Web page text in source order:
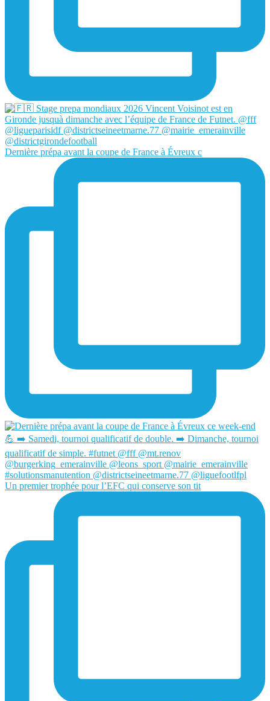
Dernière prépa avant la coupe de France à Évreux c
Un premier trophée pour l’EFC qui conserve son tit